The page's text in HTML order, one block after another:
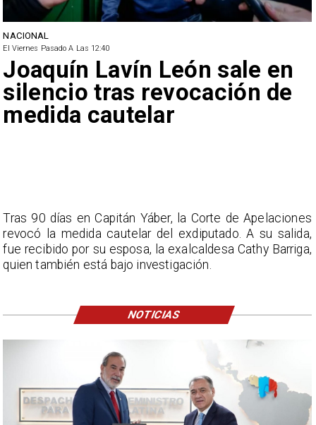
NACIONAL
El Viernes Pasado A Las 12:40
Joaquín Lavín León sale en
silencio tras revocación de
medida cautelar
Tras 90 días en Capitán Yáber, la Corte de Apelaciones
revocó la medida cautelar del exdiputado. A su salida,
fue recibido por su esposa, la exalcaldesa Cathy Barriga,
quien también está bajo investigación.
NOTICIAS